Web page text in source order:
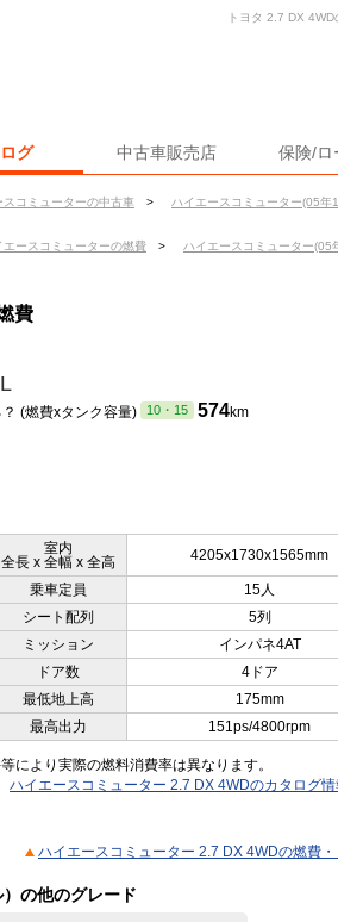
グ 中古車販売店 保険/ロ
スコミューターの中古車 > ハイエースコミューター(05
エースコミューターの燃費 > ハイエースコミューター
トヨタ 2.7 DX
費
(燃費xタンク容量) 10・15 574km
室内
全長 x 全幅 x 全高
4205x1730x1565mm
乗車定員
15人
シート配列
5列
ミッション
インパネ4AT
ドア数
4ドア
最低地上高
175mm
最高出力 151ps/4800rpm
より実際の燃料消費率は異なります。
ハイエースコミューター 2.7 DX 4WDのカタログ
ハイエースコミューター 2.7 DX 4WDの燃費
の他のグレード